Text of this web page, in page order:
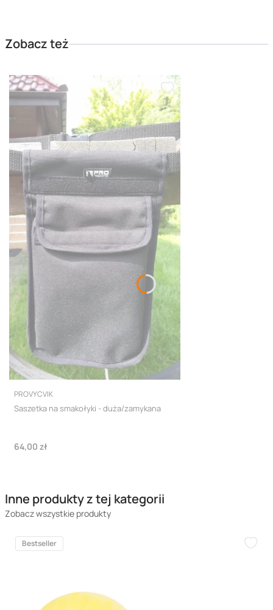
Zobacz też
PRODUCENT
PROVYCVIK
Saszetka na smakołyki - duża/zamykana
Cena
64,00 zł
Inne produkty z tej kategorii
Zobacz wszystkie produkty
Bestseller